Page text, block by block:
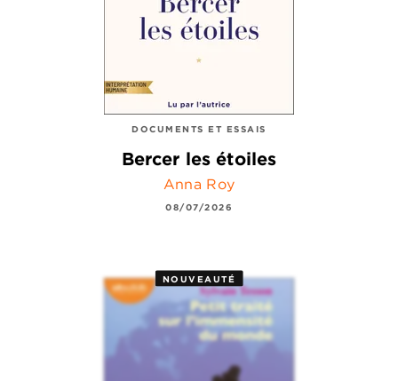
DOCUMENTS ET ESSAIS
Bercer les étoiles
Anna Roy
08/07/2026
NOUVEAUTÉ